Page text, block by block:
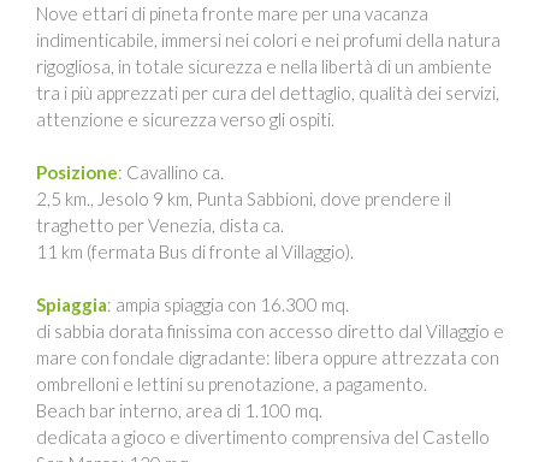
Nove ettari di pineta fronte mare per una vacanza
indimenticabile, immersi nei colori e nei profumi della natura
rigogliosa, in totale sicurezza e nella libertà di un ambiente
tra i più apprezzati per cura del dettaglio, qualità dei servizi,
attenzione e sicurezza verso gli ospiti.
Posizione: Cavallino ca.
2,5 km., Jesolo 9 km, Punta Sabbioni, dove prendere il
traghetto per Venezia, dista ca.
11 km (fermata Bus di fronte al Villaggio).
Spiaggia: ampia spiaggia con 16.300 mq.
di sabbia dorata finissima con accesso diretto dal Villaggio e
mare con fondale digradante: libera oppure attrezzata con
ombrelloni e lettini su prenotazione, a pagamento.
Beach bar interno, area di 1.100 mq.
dedicata a gioco e divertimento comprensiva del Castello